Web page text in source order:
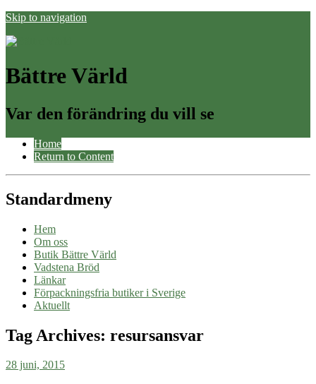
Skip to navigation
Bättre Värld
Var den förändring du vill se
Home
Return to Content
Standardmeny
Hem
Om oss
Butik Bättre Värld
Vadstena Bröd
Länkar
Förpackningsfria butiker i Sverige
Aktuellt
Tag Archives: resursansvar
28 juni, 2015